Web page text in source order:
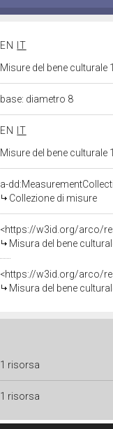
EN
IT
Misure del bene culturale
base: diametro 8
EN
IT
Misure del bene culturale
a-
Collezione di misure
<https://w3id.org/arco/
Misura del bene
<https://w3id.org/arco/
Misura del bene
1 risorsa
1 risorsa